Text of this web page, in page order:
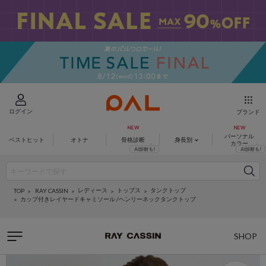
ログイン ブランド
ベストヒット オトナ 骨格診断 身長別
パーソナル
カラー
TOP RAY CASSIN レディース トップス
タンクトップ
カップ付きレイヤードキャミソール /ヘンリーネックタンクトップ
SHOP